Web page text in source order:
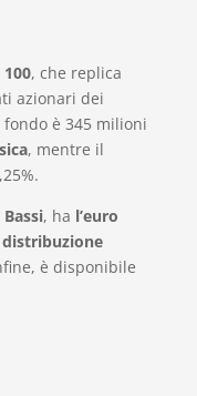
100, che replica
azionari dei
è 345 milioni
, mentre il
Bassi, ha l’euro
distribuzione
è disponibile